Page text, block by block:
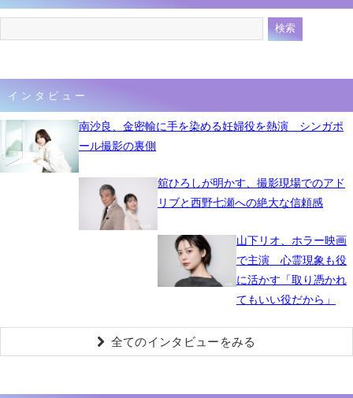
インタビュー
南沙良、金密輸に手を染める妊婦役を熱演 シンガポ
ール撮影の裏側
舘ひろしが明かす、撮影現場でのアド
リブと西野七瀬への絶大な信頼感
山下リオ、ホラー映画
で主演 心霊現象も役
に活かす「取り憑かれ
てもいい役だから」
全てのインタビューをみる